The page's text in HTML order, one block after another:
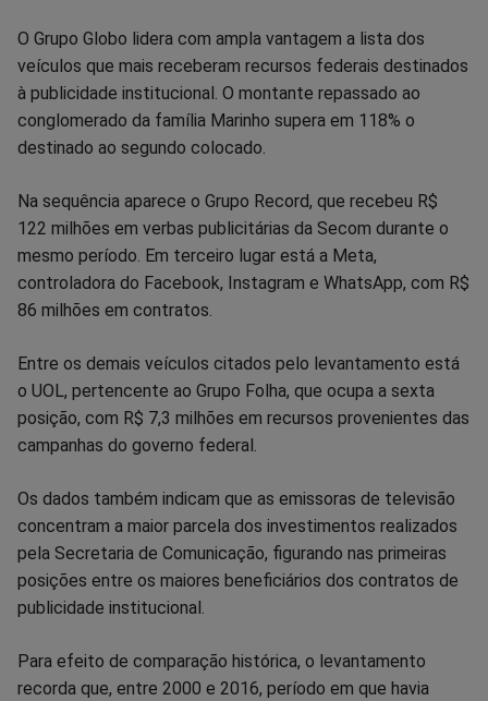
O Grupo Globo lidera com ampla vantagem a lista dos
veículos que mais receberam recursos federais destinados
à publicidade institucional. O montante repassado ao
conglomerado da família Marinho supera em 118% o
destinado ao segundo colocado.
Na sequência aparece o Grupo Record, que recebeu R$
122 milhões em verbas publicitárias da Secom durante o
mesmo período. Em terceiro lugar está a Meta,
controladora do Facebook, Instagram e WhatsApp, com R$
86 milhões em contratos.
Entre os demais veículos citados pelo levantamento está
o UOL, pertencente ao Grupo Folha, que ocupa a sexta
posição, com R$ 7,3 milhões em recursos provenientes das
campanhas do governo federal.
Os dados também indicam que as emissoras de televisão
concentram a maior parcela dos investimentos realizados
pela Secretaria de Comunicação, figurando nas primeiras
posições entre os maiores beneficiários dos contratos de
publicidade institucional.
Para efeito de comparação histórica, o levantamento
recorda que, entre 2000 e 2016, período em que havia